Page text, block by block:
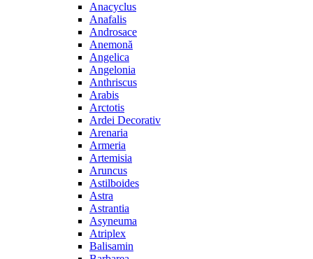
Anacyclus
Anafalis
Androsace
Anemonă
Angelica
Angelonia
Anthriscus
Arabis
Arctotis
Ardei Decorativ
Arenaria
Armeria
Artemisia
Aruncus
Astilboides
Astra
Astrantia
Asyneuma
Atriplex
Balisamin